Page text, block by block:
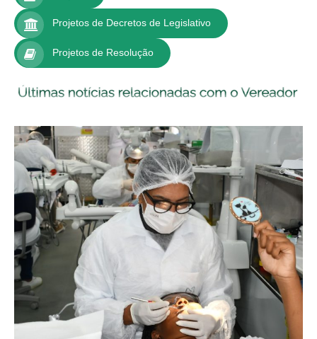
Projetos de Decretos de Legislativo
Projetos de Resolução